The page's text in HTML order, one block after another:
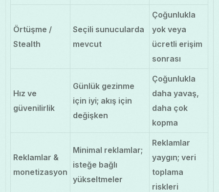
Örtüşme /
Stealth
Seçili sunucularda
mevcut
Çoğunlukla
yok veya
ücretli erişim
sonrası
Hız ve
güvenilirlik
Günlük gezinme
için iyi; akış için
değişken
Çoğunlukla
daha yavaş,
daha çok
kopma
Reklamlar &
monetizasyon
Minimal reklamlar;
isteğe bağlı
yükseltmeler
Reklamlar
yaygın; veri
toplama
riskleri